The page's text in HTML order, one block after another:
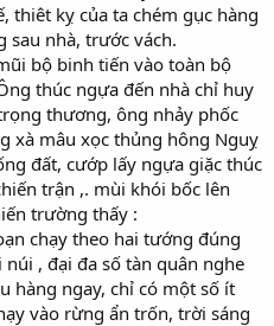
thiêt kỵ của ta chém gục hàng
sau nhà, trước vách.
bộ binh tiến vào toàn bộ
thúc ngựa đến nhà chỉ huy
thương, ông nhảy phốc
xà mâu xọc thủng hông Nguỵ
đất, cướp lấy ngựa giặc thúc
trận ,. mùi khói bốc lên
trường thấy :
chạy theo hai tướng đúng
, đại đa số tàn quân nghe
hàng ngay, chỉ có một số ít
vào rừng ẩn trốn, trời sáng